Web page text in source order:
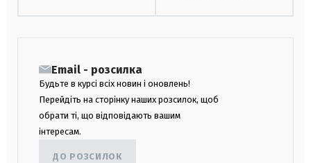
Email - розсилка
Будьте в курсі всіх новин і оновлень!
Перейдіть на сторінку наших розсилок, щоб
обрати ті, що відповідають вашим
інтересам.
ДО РОЗСИЛОК